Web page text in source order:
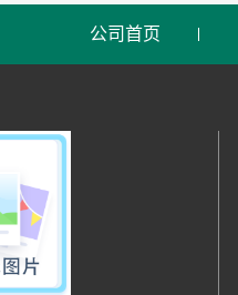
公司首页